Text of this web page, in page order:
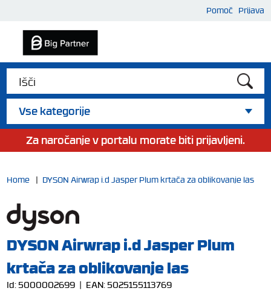
Pomoč Prijava
Vse kategorije
Za naročanje v portalu morate biti prijavljeni.
Home | DYSON Airwrap i.d Jasper Plum krtača za oblikovanje las
DYSON Airwrap i.d Jasper Plum
krtača za oblikovanje las
Id: 5000002699 | EAN: 5025155113769